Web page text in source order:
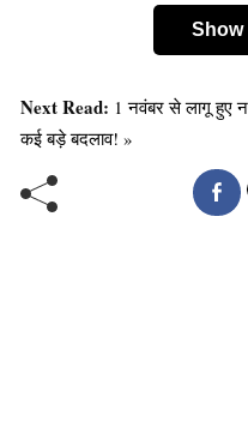
– कक्षा 6th से
PRT (Primary
सबसे पहले आपको 10वी और
Show
Next Read: 1 नवंबर से लागू हुए
कई बड़े बदलाव! »